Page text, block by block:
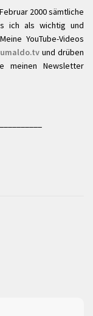
2000 sämtliche
ich als wichtig und
YouTube-Videos
und drüben
meinen Newsletter